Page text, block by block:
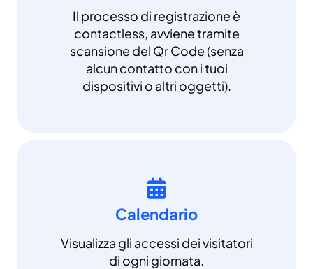
Il processo di registrazione è
contactless, avviene tramite
scansione del Qr Code (senza
alcun contatto con i tuoi
dispositivi o altri oggetti).
Calendario
Visualizza gli accessi dei visitatori
di ogni giornata.